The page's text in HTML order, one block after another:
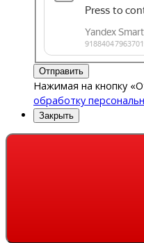
Отправить
Нажимая на кнопку
обработку
Закрыть